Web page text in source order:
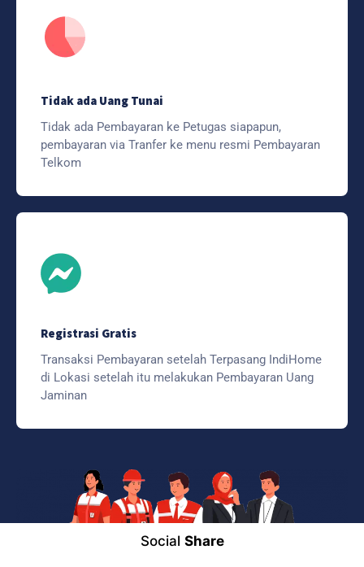
Tidak ada Uang Tunai
Tidak ada Pembayaran ke Petugas siapapun,
pembayaran via Tranfer ke menu resmi Pembayaran
Telkom
Registrasi Gratis
Transaksi Pembayaran setelah Terpasang IndiHome
di Lokasi setelah itu melakukan Pembayaran Uang
Jaminan
Social Share